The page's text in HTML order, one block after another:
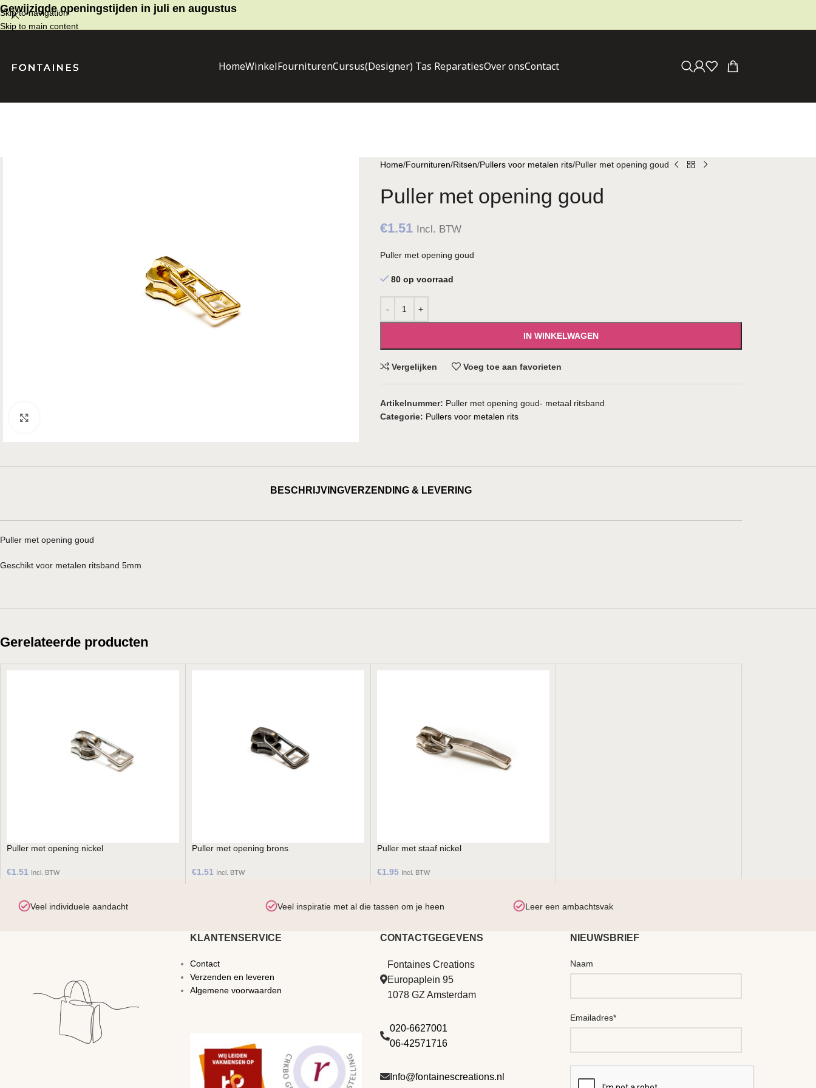
Skip to navigation
Skip to main content
Gewijzigde openingstijden in juli en augustus
HomeWinkelFourniturenCursus(Designer) Tas ReparatiesOver onsContact
Home Fournituren Ritsen Pullers voor metalen rits Puller met opening goud
Puller met opening goud
€1.51 Incl. BTW
Puller met opening goud
80 op voorraad
IN WINKELWAGEN
Vergelijken Voeg toe aan favorieten
Artikelnummer: Puller met opening goud- metaal ritsband
Categorie: Pullers voor metalen rits
BESCHRIJVINGVERZENDING & LEVERING
Puller met opening goud
Geschikt voor metalen ritsband 5mm
Gerelateerde producten
Puller met opening nickel
€1.51 Incl. BTW
Puller met opening brons
€1.51 Incl. BTW
Puller met staaf nickel
€1.95 Incl. BTW
Veel individuele aandacht Veel inspiratie met al die tassen om je heen Leer een ambachtsvak
KLANTENSERVICE
Contact
Verzenden en leveren
Algemene voorwaarden
CONTACTGEGEVENS
Fontaines Creations
Europaplein 95
1078 GZ Amsterdam
020-6627001
06-42571716
Info@fontainescreations.nl
NIEUWSBRIEF
Naam
Emailadres*